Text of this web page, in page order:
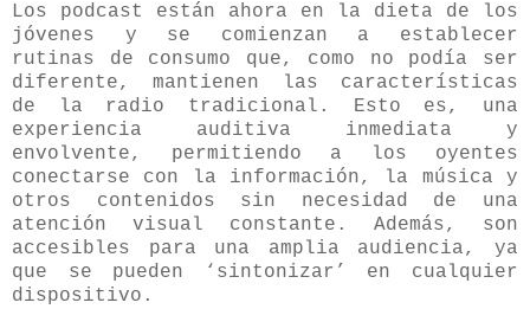
Los podcast están ahora en la dieta de los
jóvenes y se comienzan a establecer
rutinas de consumo que, como no podía ser
diferente, mantienen las características
de la radio tradicional. Esto es, una
experiencia auditiva inmediata y
envolvente, permitiendo a los oyentes
conectarse con la información, la música y
otros contenidos sin necesidad de una
atención visual constante. Además, son
accesibles para una amplia audiencia, ya
que se pueden ‘sintonizar’ en cualquier
dispositivo.